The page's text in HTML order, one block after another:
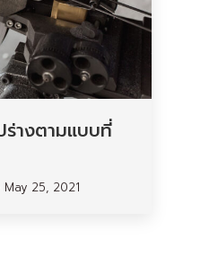
ร่างตามแบบที่
May 25, 2021